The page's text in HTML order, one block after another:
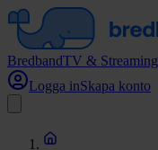
BredbandTV & Streaming
Logga inSkapa konto